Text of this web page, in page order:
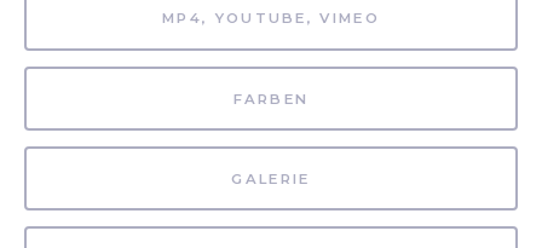
MP4, YOUTUBE, VIMEO
FARBEN
GALERIE